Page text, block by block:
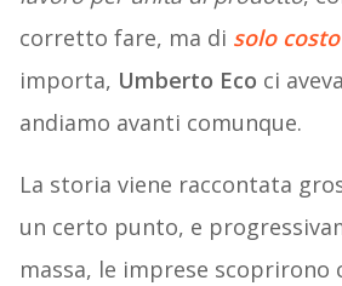
corretto fare, ma di solo
importa, Umberto Eco ci
andiamo avanti comunque.
La storia viene raccontata
un certo punto, e
massa, le imprese scoprirono